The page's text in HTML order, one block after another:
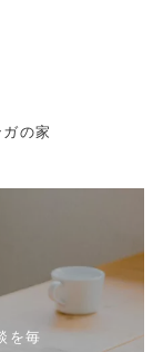
ガの家
を毎